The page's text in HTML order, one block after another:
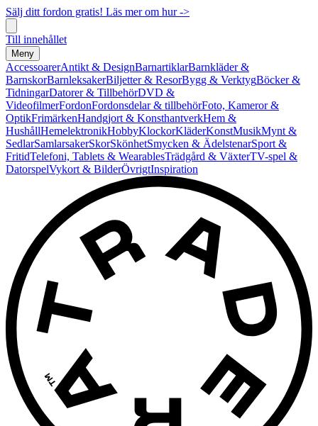
Sälj ditt fordon gratis! Läs mer om hur ->
Till innehållet
Meny
AccessoarerAntikt & DesignBarnartiklarBarnkläder &
BarnskorBarnleksakerBiljetter & ResorBygg & VerktygBöcker &
TidningarDatorer & TillbehörDVD &
VideofilmerFordonFordonsdelar & tillbehörFoto, Kameror &
OptikFrimärkenHandgjort & KonsthantverkHem &
HushållHemelektronikHobbyKlockorKläderKonstMusikMynt &
SedlarSamlarsakerSkorSkönhetSmycken & ÄdelstenarSport &
FritidTelefoni, Tablets & WearablesTrädgård & VäxterTV-spel &
DatorspelVykort & BilderÖvrigtInspiration